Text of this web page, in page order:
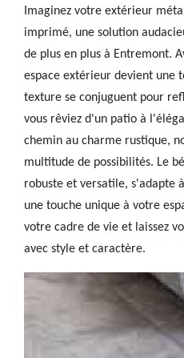
Imaginez votre extérieur
imprimé, une solution
de plus en plus à Entremont.
espace extérieur devient une
texture se conjuguent pour
vous rêviez d'un patio à
chemin au charme rustique,
multitude de possibilités. Le
robuste et versatile, s'adapte
une touche unique à votre
votre cadre de vie et laissez
avec style et caractère.